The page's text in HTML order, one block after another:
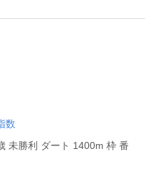
数
未勝利 ダート 1400m 枠 番